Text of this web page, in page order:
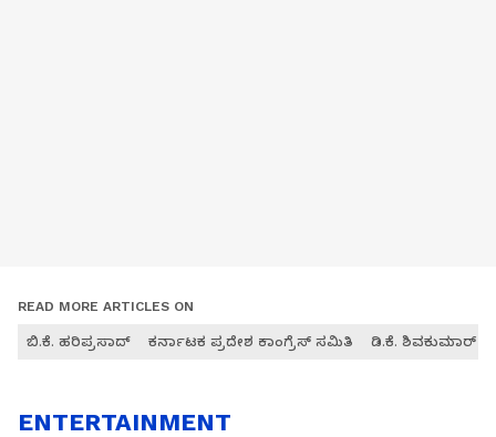
READ MORE ARTICLES ON
ಬಿ.ಕೆ. ಹರಿಪ್ರಸಾದ್ ಕರ್ನಾಟಕ ಪ್ರದೇಶ ಕಾಂಗ್ರೆಸ್ ಸಮಿತಿ ಡಿ.ಕೆ. ಶಿವಕುಮಾರ್
ENTERTAINMENT